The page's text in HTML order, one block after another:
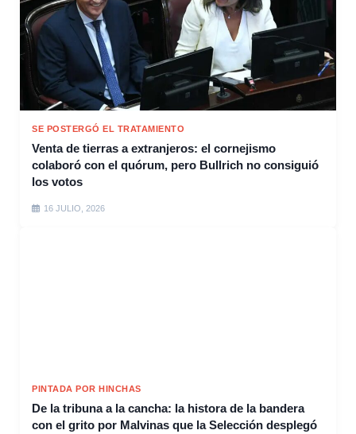
SE POSTERGÓ EL TRATAMIENTO
Venta de tierras a extranjeros: el cornejismo
colaboró con el quórum, pero Bullrich no consiguió
los votos
16 JULIO, 2026
PINTADA POR HINCHAS
De la tribuna a la cancha: la histora de la bandera
con el grito por Malvinas que la Selección desplegó